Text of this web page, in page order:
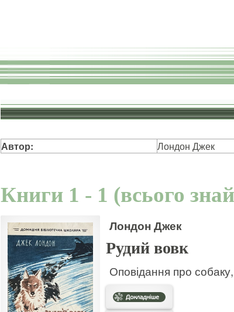
Автор: Лондон Джек
Книги 1 - 1 (всього
Лондон Джек
Рудий вовк
Оповідання про